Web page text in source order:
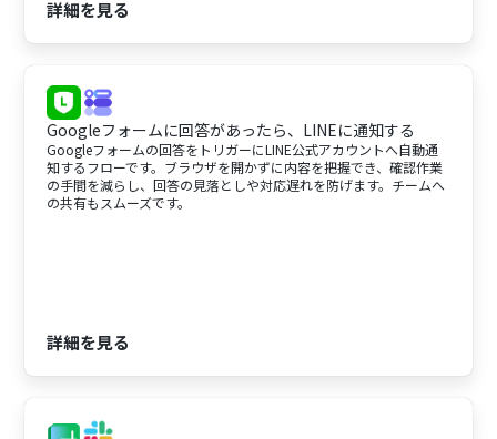
詳細を見る
Googleフォームに回答があったら、LINEに通知する
Googleフォームの回答をトリガーにLINE公式アカウントへ自動通
知するフローです。ブラウザを開かずに内容を把握でき、確認作業
の手間を減らし、回答の見落としや対応遅れを防げます。チームへ
の共有もスムーズです。
詳細を見る